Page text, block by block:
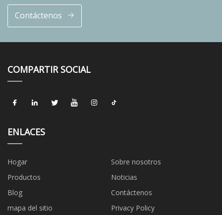
Contáctenos
COMPARTIR SOCIAL
ENLACES
Hogar
Sobre nosotros
Productos
Noticias
Blog
Contáctenos
mapa del sitio
Privacy Policy